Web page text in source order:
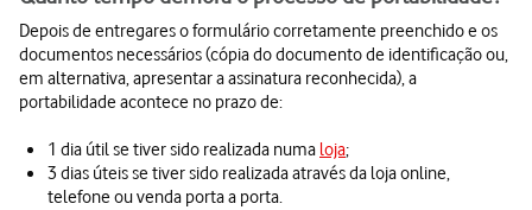
Depois de entregares o formulário corretamente preenchido e os
documentos necessários (cópia do documento de identificação ou,
em alternativa, apresentar a assinatura reconhecida), a
portabilidade acontece no prazo de:
1 dia útil se tiver sido realizada numa loja;
3 dias úteis se tiver sido realizada através da loja online,
telefone ou venda porta a porta.